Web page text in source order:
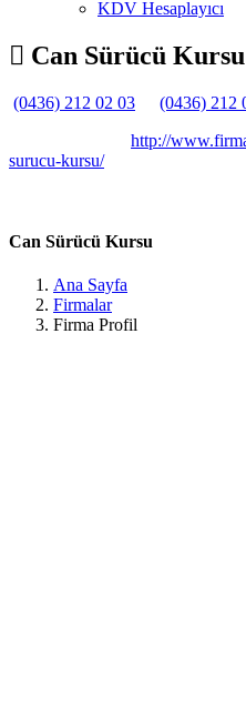
KDV Hesaplayıcı
Can Sürücü Kursu
(0436) 212 02 03 (0436) 212
http://
surucu-kursu/
Can Sürücü Kursu
Ana Sayfa
Firmalar
Firma Profil